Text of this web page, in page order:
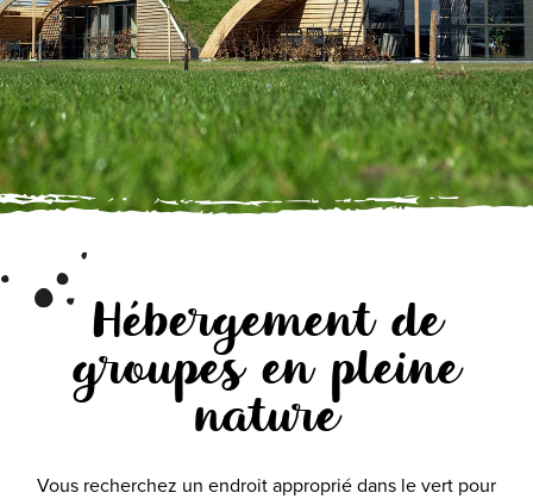
Hébergement de
groupes en pleine
nature
Vous recherchez un endroit approprié dans le vert pour